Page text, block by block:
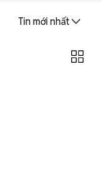
Tin mới nhất